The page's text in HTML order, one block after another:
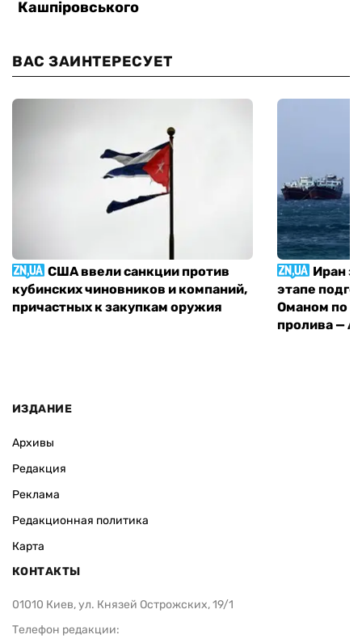
ВАС ЗАИНТЕРЕСУЕТ
США ввели санкции против
кубинских чиновников и компаний,
причастных к закупкам оружия
Иран
этапе
Оманом по
пролива —
ИЗДАНИЕ
Архивы
Редакция
Реклама
Редакционная политика
Карта
КОНТАКТЫ
01010 Киев, ул. Князей Острожских, 19/1
Телефон редакции: